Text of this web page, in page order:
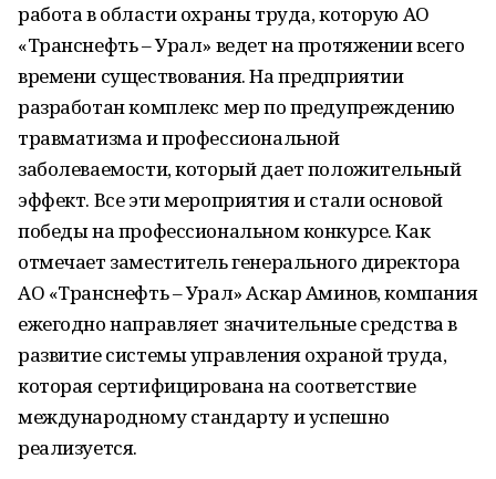
работа в области охраны труда, которую АО
«Транснефть – Урал» ведет на протяжении всего
времени существования. На предприятии
разработан комплекс мер по предупреждению
травматизма и профессиональной
заболеваемости, который дает положительный
эффект. Все эти мероприятия и стали основой
победы на профессиональном конкурсе. Как
отмечает заместитель генерального директора
АО «Транснефть – Урал» Аскар Аминов, компания
ежегодно направляет значительные средства в
развитие системы управления охраной труда,
которая сертифицирована на соответствие
международному стандарту и успешно
реализуется.